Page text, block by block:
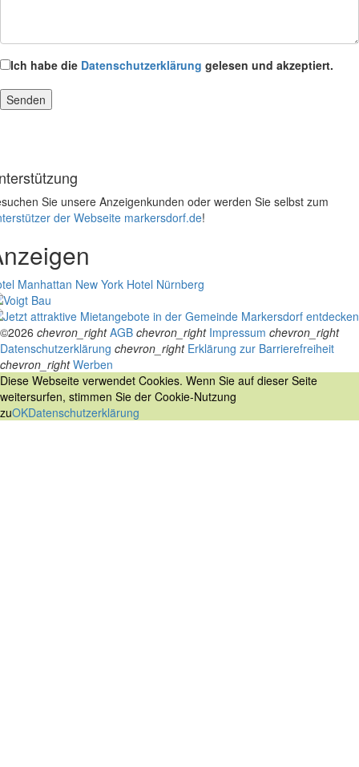
Ich habe die Datenschutzerklärung gelesen und akzeptiert.
Sie unsere Anzeigenkunden oder werden Sie selbst zum
der Webseite markersdorf.de!
Manhattan New York Hotel Nürnberg
©2026 chevron_right AGB chevron_right Impressum chevron_right
Datenschutzerklärung chevron_right Erklärung zur Barrierefreiheit
chevron_right Werben
Diese Webseite verwendet Cookies. Wenn Sie auf dieser Seite
weitersurfen, stimmen Sie der Cookie-Nutzung
zuOKDatenschutzerklärung